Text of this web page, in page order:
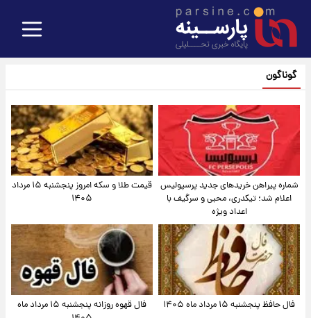
گوناگون
شماره پیراهن خریدهای جدید پرسپولیس
اعلام شد؛ تیکدری، محبی و سرگیف با
اعداد ویژه
قیمت طلا و سکه امروز پنجشنبه ۱۵ مرداد
۱۴۰۵
فال حافظ پنجشنبه ۱۵ مرداد ماه ۱۴۰۵
فال قهوه روزانه پنجشنبه ۱۵ مرداد ماه